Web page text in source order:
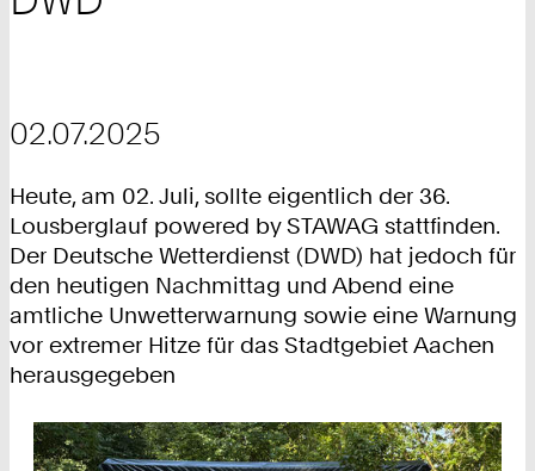
02.07.2025
Heute, am 02. Juli, sollte eigentlich der 36.
Lousberglauf powered by STAWAG stattfinden.
Der Deutsche Wetterdienst (DWD) hat jedoch für
den heutigen Nachmittag und Abend eine
amtliche Unwetterwarnung sowie eine Warnung
vor extremer Hitze für das Stadtgebiet Aachen
herausgegeben